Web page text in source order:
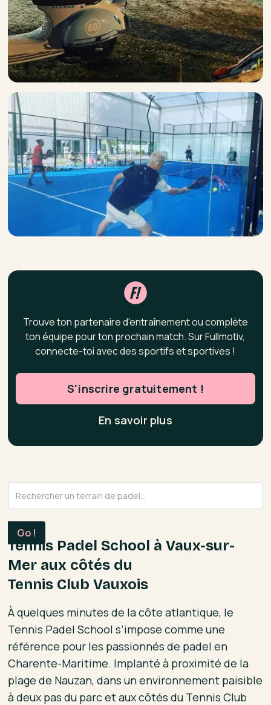
Tennis Padel School à Vaux-sur-
Mer aux côtés du
Tennis Club Vauxois
À quelques minutes de la côte atlantique, le
Tennis Padel School s’impose comme une
référence pour les passionnés de padel en
Charente-Maritime. Implanté à proximité de la
plage de Nauzan, dans un environnement paisible
à deux pas du parc et aux côtés du Tennis Club
Trouve ton partenaire d'entraînement ou complète
ton équipe pour ton prochain match. Sur Fullmotiv,
connecte-toi avec des sportifs et sportives !
S'inscrire gratuitement !
En savoir plus